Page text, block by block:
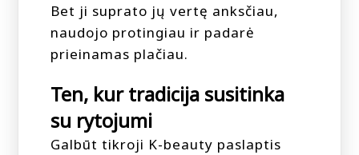
Bet ji suprato jų vertę anksčiau,
naudojo protingiau ir padarė
prieinamas plačiau.
Ten, kur tradicija susitinka
su rytojumi
Galbūt tikroji K-beauty paslaptis